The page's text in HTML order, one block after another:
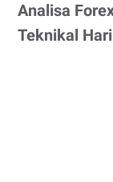
Analisa
Teknikal